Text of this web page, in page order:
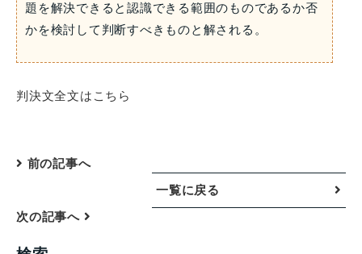
題を解決できると認識できる範囲のものであるか否
かを検討して判断すべきものと解される。
判決文全文はこちら
前の記事へ
一覧に戻る
次の記事へ